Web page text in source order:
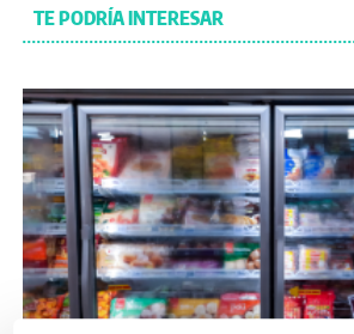
TE PODRÍA INTERESAR